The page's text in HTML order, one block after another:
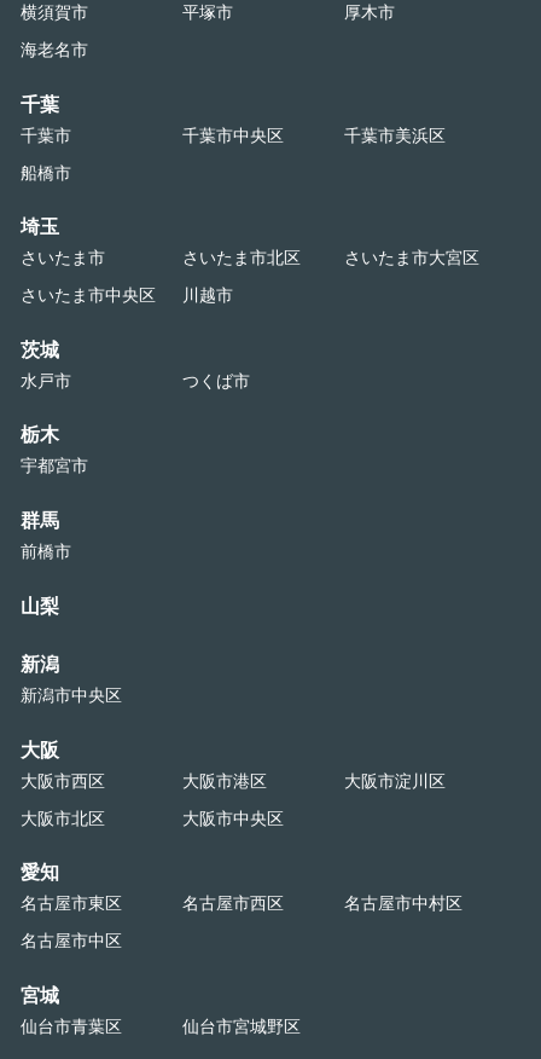
横須賀市
平塚市
厚木市
海老名市
千葉
千葉市 千葉市中央区
千葉市美浜区
船橋市
埼玉
さいたま市 さいたま市北区
さいたま市大宮区
さいたま市中央区
川越市
茨城
水戸市 つくば市
栃木
宇都宮市
群馬
前橋市
山梨
新潟
新潟市中央区
大阪
大阪市西区 大阪市港区
大阪市淀川区
大阪市北区
大阪市中央区
愛知
名古屋市東区 名古屋市西区
名古屋市中村区
名古屋市中区
宮城
仙台市青葉区 仙台市宮城野区